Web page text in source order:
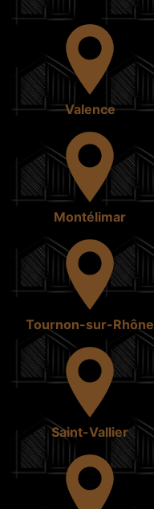
Valence
Montélimar
Tournon-sur-Rhône
Saint-Vallier